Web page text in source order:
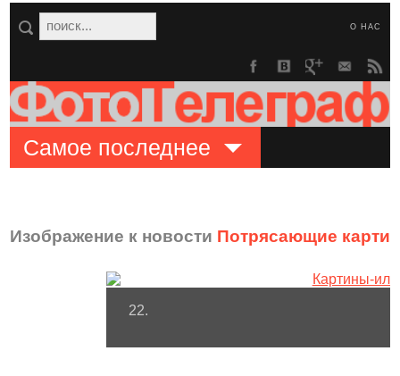
О НАС
Самое последнее
Изображение к новости Потрясающие
22.